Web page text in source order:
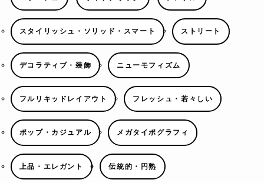
スタイリッシュ・ソリッド・スマート ストリート
デコラティブ・装飾 ニューモフィズム
フルリキッドレイアウト フレッシュ・若々しい
ポップ・カジュアル メガタイポグラフィ
上品・エレガント 伝統的・円熟